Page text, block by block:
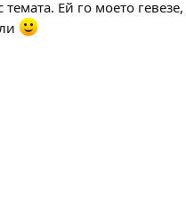
темата. Ей го моето